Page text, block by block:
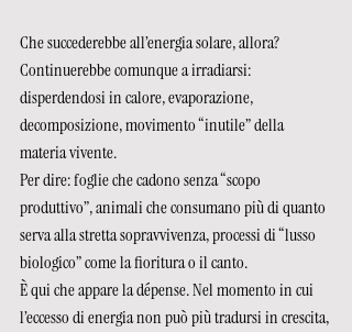
Che succederebbe all’energia solare, allora?
Continuerebbe comunque a irradiarsi:
disperdendosi in calore, evaporazione,
decomposizione, movimento “inutile” della
materia vivente.
Per dire: foglie che cadono senza “scopo
produttivo”, animali che consumano più di quanto
serva alla stretta sopravvivenza, processi di “lusso
biologico” come la fioritura o il canto.
È qui che appare la dépense. Nel momento in cui
l’eccesso di energia non può più tradursi in crescita,